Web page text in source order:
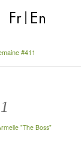
Fr En
#411
"The Boss"